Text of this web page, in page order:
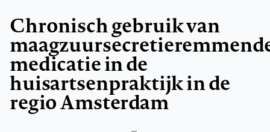
Chronisch gebruik van
medicatie in de
huisartsenpraktijk in de
regio Amsterdam